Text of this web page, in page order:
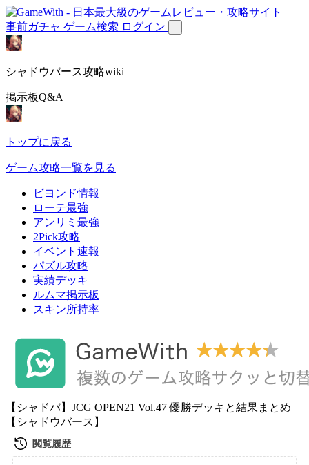
事前ガチャ ゲーム検索 ログイン
シャドウバース攻略wiki
掲示板Q&A
トップに戻る
ゲーム攻略一覧を見る
ビヨンド情報
ローテ最強
アンリミ最強
2Pick攻略
イベント速報
パズル攻略
実績デッキ
ルムマ掲示板
スキン所持率
【シャドバ】JCG OPEN21 Vol.47 優勝デッキと結果まとめ
【シャドウバース】